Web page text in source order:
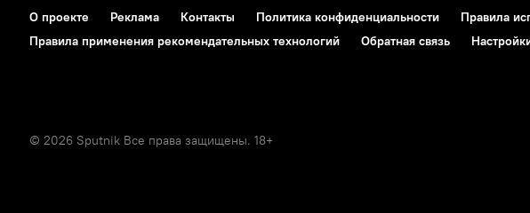
О проекте Реклама Контакты Политика конфиденциальности Правила
Правила применения рекомендательных технологий
Обратная связь
© 2026 Sputnik Все права защищены. 18+